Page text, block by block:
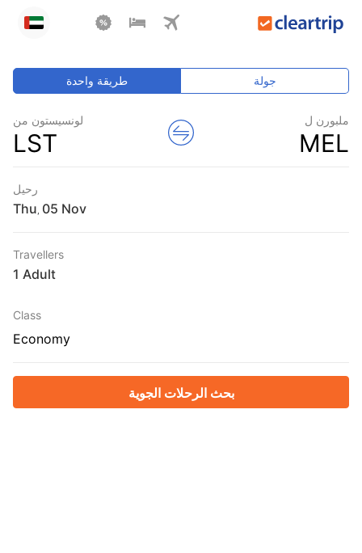
طريقة واحدة جولة
لونسيستون من
LST
ملبورن ل
MEL
رحيل
Thu
Travellers
1 Adult
Class
Economy